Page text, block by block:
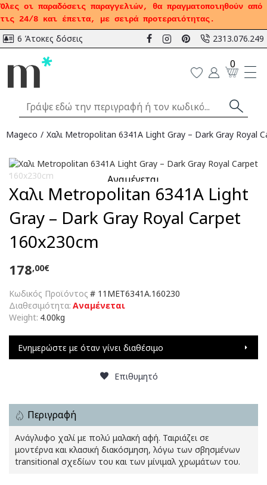
Όλες οι παραδόσεις παραγγελιών, θα πραγματοποιηθούν από
τις 24/8 και έπειτα, με σειρά προτεραιότητας.
6 Άτοκες δόσεις 2313.076.249
0
Mageco Χαλι Metropolitan 6341A Light Gray – Dark Gray Royal
Αναμένεται
Χαλι Metropolitan 6341A Light
Gray – Dark Gray Royal Carpet
160x230cm
Κωδικός Προϊόντος # 11MET6341A.160230
Διαθεσιμότητα: Αναμένεται
Weight: 4.00kg
178,00€
Ενημερώστε με όταν γίνει διαθέσιμο
Επιθυμητό
Περιγραφή
Ανάγλυφο χαλί με πολύ μαλακή αφή. Ταιριάζει σε
μοντέρνα και κλασική διακόσμηση, λόγω των σβησμένων
transitional σχεδίων του και των μίνιμαλ χρωμάτων του.